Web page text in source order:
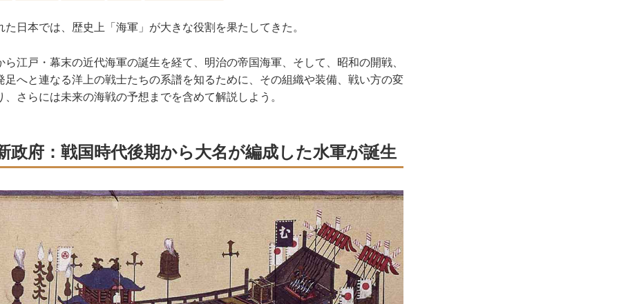
日本では、歴史上「海軍」が大きな役割を果たしてきた。
江戸・幕末の近代海軍の誕生を経て、明治の帝国海軍、そして、昭和の開戦、
足へと連なる洋上の戦士たちの系譜を知るために、その組織や装備、戦い方の変
さらには未来の海戦の予想までを含めて解説しよう。
政府：戦国時代後期から大名が編成した水軍が誕生